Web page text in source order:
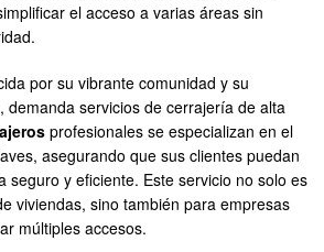
el acceso a varias áreas sin
por su vibrante comunidad y su
demanda servicios de cerrajería de alta
profesionales se especializan en el
asegurando que sus clientes puedan
seguro y eficiente. Este servicio no solo es
viviendas, sino también para empresas
múltiples accesos.